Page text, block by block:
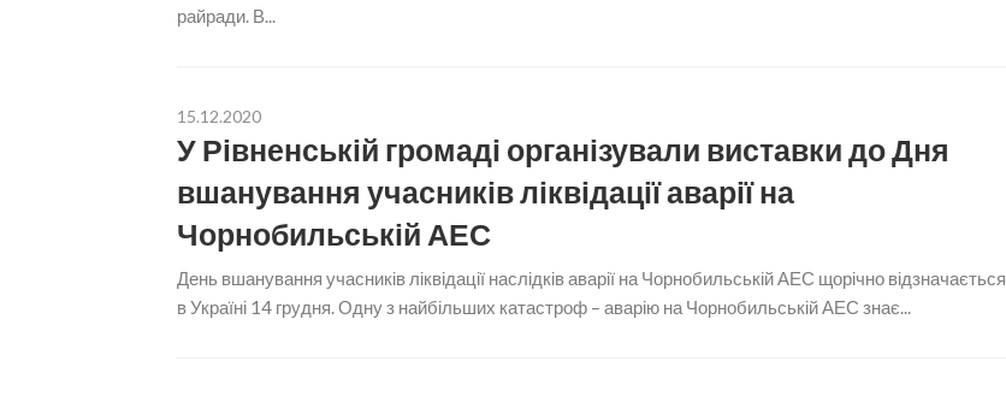
райради. В...
15.12.2020
У Рівненській громаді організували виставки до Дня
вшанування учасників ліквідації аварії на
Чорнобильській АЕС
День вшанування учасників ліквідації наслідків аварії на Чорнобильській АЕС щорічно відзначається
в Україні 14 грудня. Одну з найбільших катастроф – аварію на Чорнобильській АЕС знає...